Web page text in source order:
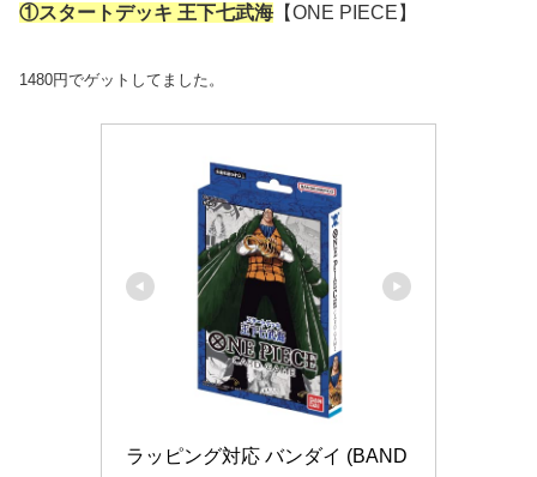
①スタートデッキ 王下七武海 【ONE PIECE】
1480円でゲットしてました。
ラッピング対応 バンダイ (BAND